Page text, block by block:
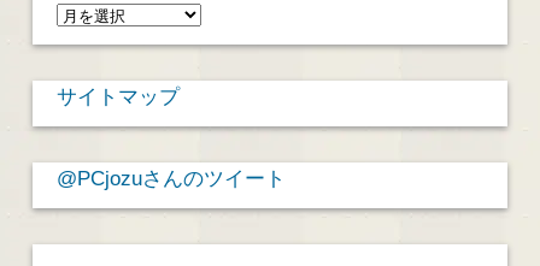
ア
ー
カ
イ
サイトマップ
@PCjozuさんのツイート